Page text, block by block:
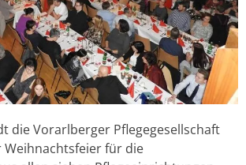
die Vorarlberger Pflegegesellschaft
Weihnachtsfeier für die